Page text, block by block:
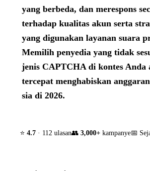
yang berbeda, dan merespons
terhadap kualitas akun serta
yang digunakan layanan suara
Memilih penyedia yang tidak
jenis CAPTCHA di kontes Anda
tercepat menghabiskan
sia di 2026.
⭐ 4.7 · 112 ulasan👥 3,000+ kampanye📅